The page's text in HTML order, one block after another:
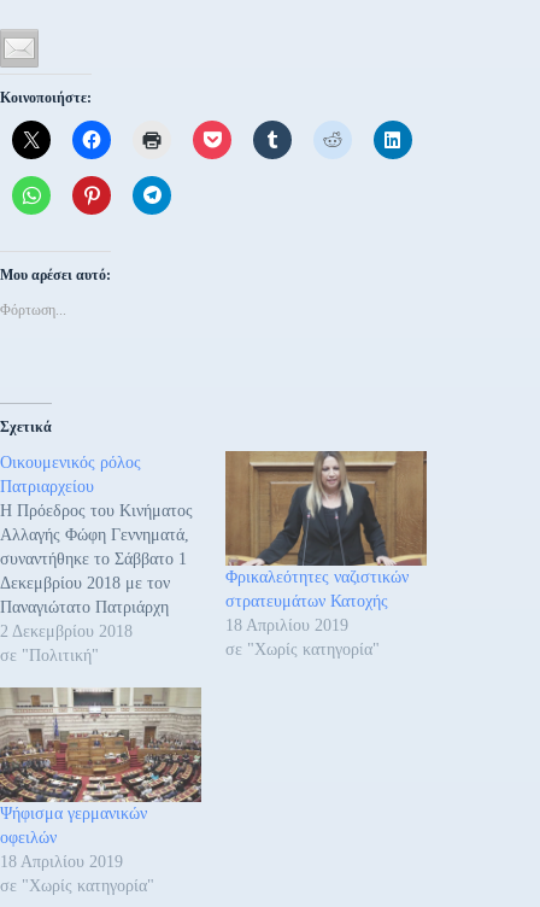
Κοινοποιήστε:
Μου αρέσει αυτό:
Φόρτωση...
Σχετικά
Οικουμενικός ρόλος
Πατριαρχείου
H Πρόεδρος του Κινήματος
Αλλαγής Φώφη Γεννηματά,
συναντήθηκε το Σάββατο 1
Δεκεμβρίου 2018 με τον
Παναγιώτατο Πατριάρχη
Κωνσταντινουπόλεως κ.κ.
Βαρθολομαίο, στο Φανάρι.
συμμετείχαν και οι
Βουλευτές του Κινήματος
Αλλαγής, Κώστας
Σκανδαλίδης και Θεόδωρος
Παπαθεοδώρου. Αμέσως
μετά η Φώφη Γεννηματά,
έκανε την ακόλουθη
δήλωση: «Με την επίσκεψη
μας εδώ…
2 Δεκεμβρίου 2018
σε "Πολιτική"
Φρικαλεότητες ναζιστικών
στρατευμάτων Κατοχής
18 Απριλίου 2019
σε "Χωρίς κατηγορία"
Ψήφισμα γερμανικών
οφειλών
18 Απριλίου 2019
σε "Χωρίς κατηγορία"